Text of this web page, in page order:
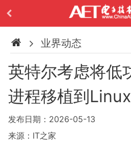
业界动态
英特尔考虑将低
进程移植到
发布日期：2026-05-13
来源：IT之家